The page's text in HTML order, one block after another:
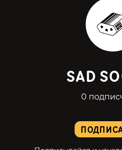
SAD
0